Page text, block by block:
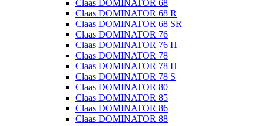
Claas DOMINATOR 68
Claas DOMINATOR 68 R
Claas DOMINATOR 68 SR
Claas DOMINATOR 76
Claas DOMINATOR 76 H
Claas DOMINATOR 78
Claas DOMINATOR 78 H
Claas DOMINATOR 78 S
Claas DOMINATOR 80
Claas DOMINATOR 85
Claas DOMINATOR 86
Claas DOMINATOR 88